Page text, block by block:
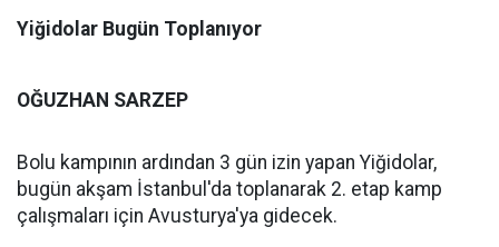
Yiğidolar Bugün Toplanıyor
OĞUZHAN SARZEP
Bolu kampının ardından 3 gün izin yapan Yiğidolar,
bugün akşam İstanbul'da toplanarak 2. etap kamp
çalışmaları için Avusturya'ya gidecek.